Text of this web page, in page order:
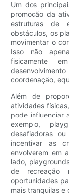
Um dos
promoção da
estruturas de
obstáculos, os
movimentar o
Isso não
fisicamente
coordenação,
Além de
atividades
pode influenciar
exemplo,
desafiadoras
incentivar as
envolverem em
lado,
de recreação
oportunidades
mais tranquilas e